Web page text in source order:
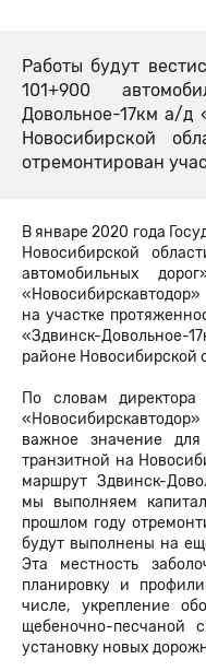
Работы будут
101+900
Довольное-17км а/д
Новосибирской
отремонтирован
В январе 2020 года
Новосибирской
автомобильных
на участке
«Здвинск-
районе Новосибирской
По словам
важное значение для
транзитной на
маршрут Здвинск-
мы выполняем
прошлом году
будут выполнены на
Эта местность
планировку и
числе, укрепление
щебеночно-
установку новых